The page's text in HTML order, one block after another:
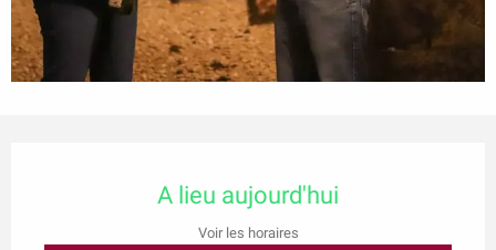
A lieu aujourd'hui
Voir les horaires